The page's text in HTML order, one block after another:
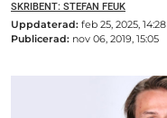
SKRIBENT: STEFAN FEUK
Uppdaterad: feb 25, 2025, 14:28
Publicerad: nov 06, 2019, 15:05